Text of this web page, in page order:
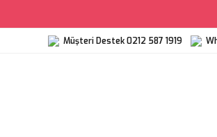
Müşteri Destek 0212 587 1919